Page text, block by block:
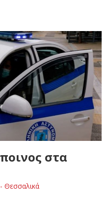
στα
Θεσσαλικά